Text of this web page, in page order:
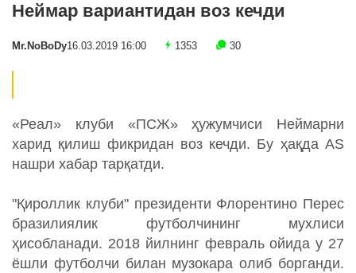
Неймар вариантидан воз кечди
Mr.NoBoDy16.03.2019 16:00 1353 30
«Реал» клуби «ПСЖ» ҳужумчиси Неймарни
харид қилиш фикридан воз кечди. Бу ҳақда AS
нашри хабар тарқатди.
"Қироллик клуби" президенти Флорентино Перес
бразилиялик футболчининг мухлиси
ҳисобланади. 2018 йилнинг февраль ойида у 27
ёшли футболчи билан музокара олиб борганди.